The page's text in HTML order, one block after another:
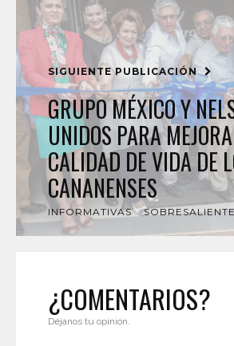
SIGUIENTE PUBLICACIÓN
GRUPO MÉXICO Y
UNIDOS PARA
CALIDAD DE VIDA DE
CANANENSES
INFORMATIVAS
¿COMENTARIOS?
Déjanos tu opinión.